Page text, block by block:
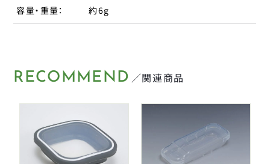
ポンプ
ライト・反射板
その他
容量・重量： 約6g
RECOMMEND ／関連商品